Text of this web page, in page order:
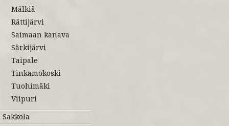
Mälkiä
Rättijärvi
Saimaan kanava
Särkijärvi
Taipale
Tinkamokoski
Tuohimäki
Viipuri
Sakkola